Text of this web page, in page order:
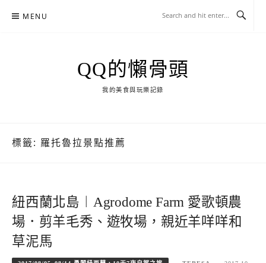
MENU
QQ的懶骨頭
我的美食與玩樂記錄
標籤: 羅托魯拉景點推薦
紐西蘭北島︱Agrodome Farm 愛歌頓農
場．剪羊毛秀、遊牧場，親近羊咩咩和
草泥馬